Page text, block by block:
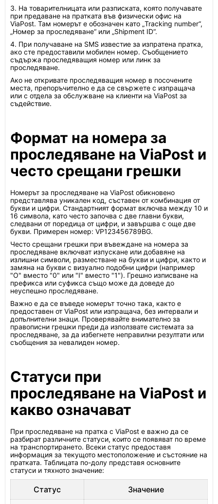
3. На товарителницата или разписката, която получавате
при предаване на пратката във физически офис на
ViaPost. Там номерът е обозначен като „Tracking number“,
„Номер за проследяване“ или „Shipment ID“.
4. При получаване на SMS известие за изпратена пратка,
ако сте предоставили мобилен номер. Съобщението
съдържа проследяващия номер или линк за
проследяване.
Ако не откривате проследяващия номер в посочените
места, препоръчително е да се свържете с изпращача
или с отдела за обслужване на клиенти на ViaPost за
съдействие.
Формат на номера за
проследяване на ViaPost и
често срещани грешки
Номерът за проследяване на ViaPost обикновено
представлява уникален код, съставен от комбинация от
букви и цифри. Стандартният формат включва между 10 и
16 символа, като често започва с две главни букви,
следвани от поредица от цифри, и завършва с още две
букви. Примерен номер: VP123456789BG.
Често срещани грешки при въвеждане на номера за
проследяване включват изпускане или добавяне на
излишни символи, разместване на букви и цифри, както и
замяна на букви с визуално подобни цифри (например
"O" вместо "0" или "I" вместо "1"). Грешно изписване на
префикса или суфикса също може да доведе до
неуспешно проследяване.
Важно е да се въведе номерът точно така, както е
предоставен от ViaPost или изпращача, без интервали и
допълнителни знаци. Проверявайте внимателно за
правописни грешки преди да използвате системата за
проследяване, за да избегнете неправилни резултати или
съобщения за невалиден номер.
Статуси при
проследяване на ViaPost и
какво означават
При проследяване на пратка с ViaPost е важно да се
разбират различните статуси, които се появяват по време
на транспортирането. Всеки статус предоставя
информация за текущото местоположение и състояние на
пратката. Таблицата по-долу представя основните
статуси и тяхното значение:
Статус Значение